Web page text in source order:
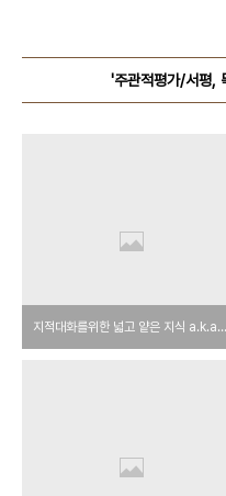
'주관적평가/서평,
지적대화를위한 넓고 얕은 지식 a.k.a. 지대넓얕